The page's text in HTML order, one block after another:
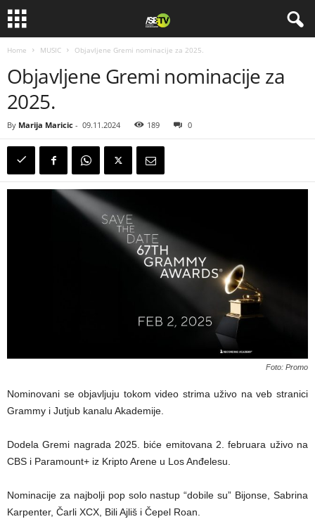
Home MUSIC Objavljene Gremi nominacije za 2025.
Objavljene Gremi nominacije za
2025.
By Marija Maricic - 09.11.2024 189 0
Foto: Promo
Nominovani se objavljuju tokom video strima uživo na veb stranici
Grammy i Jutjub kanalu Akademije.
Dodela Gremi nagrada 2025. biće emitovana 2. februara uživo na
CBS i Paramount+ iz Kripto Arene u Los Anđelesu.
Nominacije za najbolji pop solo nastup “dobile su” Bijonse, Sabrina
Karpenter, Čarli XCX, Bili Ajliš i Čepel Roan.